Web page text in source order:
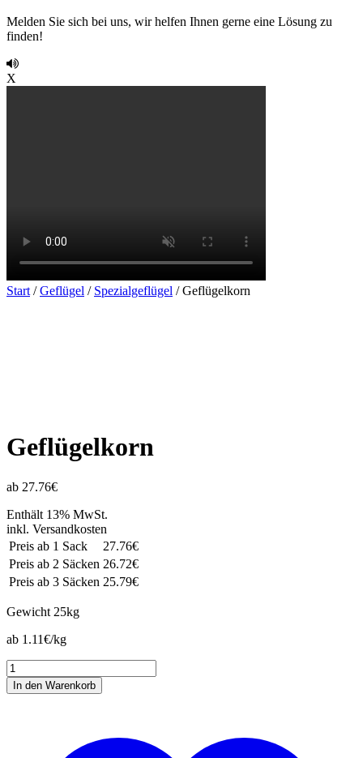
Melden Sie sich bei uns, wir helfen Ihnen gerne eine Lösung zu
finden!
X
Start /Geflügel / Spezialgeflügel / Geflügelkorn
Geflügelkorn
ab 27.76€
Enthält 13% MwSt.
inkl. Versandkosten
Preis ab 1 Sack
27.76€
Preis ab 2 Säcken 26.72€
Preis ab 3 Säcken 25.79€
Gewicht 25kg
ab 1.11€/kg
Geflügelkorn
Menge
In den Warenkorb